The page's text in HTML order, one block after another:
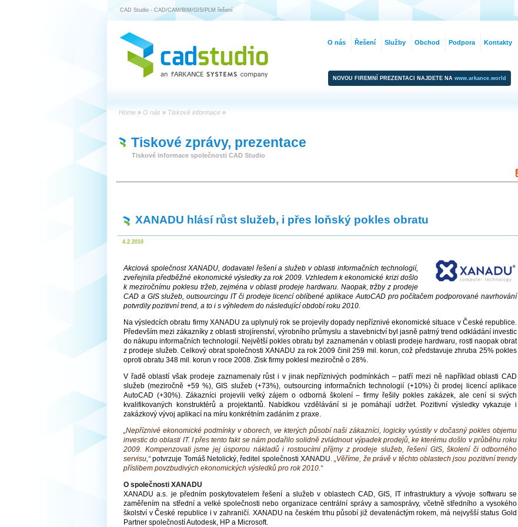
CAD Studio - CAD/CAM/BIM/GIS/PLM řešení
NOVOU FIREMNÍ PREZENTACI NAJDETE NA www.arkance.world
Home » O nás » Tiskové informace »
Tiskové zprávy, prezentace
Tiskové informace společnosti CAD Studio
XANADU hlásí růst služeb, i přes loňský pokles obratu
4.2.2010
Akciová společnost XANADU, dodavatel řešení a služeb v oblasti informačních technologií,
zveřejnila předběžné ekonomické výsledky za rok 2009. Vzhledem k ekonomické krizi došlo
k meziročnímu poklesu tržeb, zejména v oblasti prodeje hardwaru. Naopak, tržby z prodeje
CAD a GIS služeb, outsourcingu IT či prodeje licencí oblíbené aplikace AutoCAD pro počítačem podporované navrhování
potvrdily pozitivní trend, a to i s výhledem do následující období roku 2010.
Na výsledcích obratu firmy XANADU za uplynulý rok se projevily dopady nepříznivé ekonomické situace v České republice.
Především mezi zákazníky z oblasti strojírenství, výrobního průmyslu a stavebnictví byl jasně patrný trend odkládání investic
do nákupu informačních technologií. Největší pokles obratu byl zaznamenán v oblasti prodeje hardwaru, rostl naopak obrat
z prodeje služeb. Celkový obrat společnosti XANADU za rok 2009 činil 259 mil. korun, což představuje zhruba 25% pokles
oproti obratu 348 mil. korun v roce 2008. Zisk firmy poklesl meziročně o 28%.
V řadě oblastí však prodeje zaznamenaly růst i v jinak nepříznivých podmínkách – patří mezi ně například oblasti CAD
služeb (meziročně +59 %), GIS služeb (+73%), outsourcing informačních technologií (+10%) či prodej licencí aplikace
AutoCAD (+30%). Zákazníci projevili velký zájem o odborná školení – firmy řešily pokles zakázek, ale cení si svých
kvalifikovaných konstruktérů a projektantů. Nabídkou vzdělávání si je pomáhají udržet. Pozitivní výsledky vykazuje i
zakázkový vývoj aplikací na míru konkrétním zadáním z praxe.
„Nepříznivé ekonomické podmínky v oborech, ve kterých působí naši zákazníci, logicky vyústily v dočasný pokles objemu
investic do oblasti IT. I přes tento fakt se nám podařilo solidně zvládnout výpadek prodejů, ke kterému došlo v průběhu roku
2009. Kompenzovali jsme jej úsporou nákladů i rostoucími příjmy z prodeje služeb, řešení GIS, školení či odborného
servisu,“potvrzuje Tomáš Netolický, ředitel společnosti XANADU.
„Věříme, že právě v těchto oblastech jsou pozitivní trendy
příslibem povzbudivých ekonomických výsledků pro rok 2010.“
O společnosti XANADU
XANADU a.s. je předním poskytovatelem řešení a služeb v oblastech CAD, GIS, IT infrastruktury a vývoje softwaru se
zaměřením na střední a velké společnosti nebo organizace centrální správy a samosprávy, včetně středního a vysokého
školství v České republice i v zahraničí. XANADU na českém trhu působí již devatenáctým rokem, má nejvyšší status Gold
Partner společností Autodesk, HP a Microsoft.
O nás Řešení Služby Obchod Podpora Kontakty